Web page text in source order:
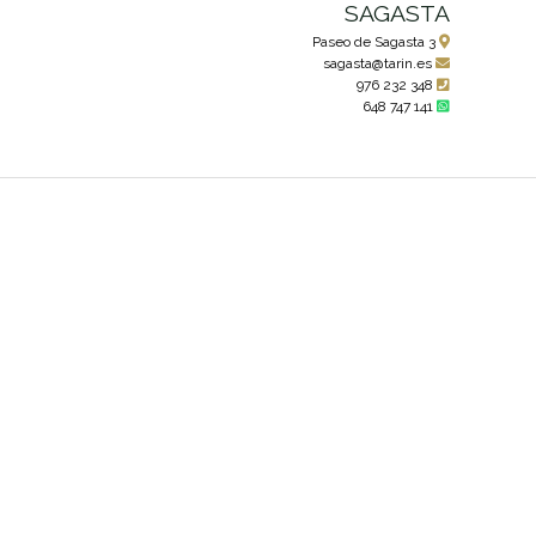
SAGASTA
Paseo de Sagasta 3
sagasta@tarin.es
976 232 348
648 747 141